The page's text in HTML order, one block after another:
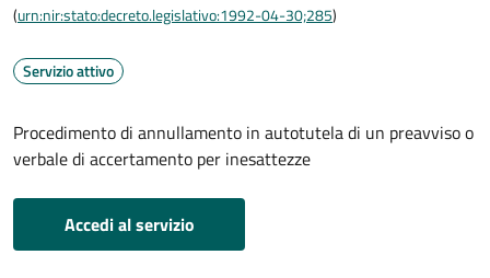
(urn:nir:stato:decreto.legislativo:1992-04-30;285)
Servizio attivo
Procedimento di annullamento in autotutela di un preavviso o
verbale di accertamento per inesattezze
Accedi al servizio